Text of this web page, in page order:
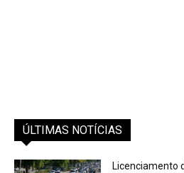
ÚLTIMAS NOTÍCIAS
Licenciamento